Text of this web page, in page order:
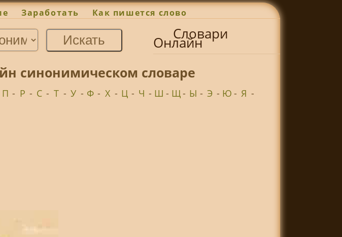
Заработать Как пишется слово
Словари
Онлайн
синонимическом словаре
П - Р - С - Т - У - Ф - Х - Ц - Ч - Ш - Щ- Ы - Э - Ю - Я -